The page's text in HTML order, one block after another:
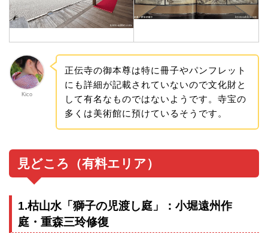
Kico
正伝寺の御本尊は特に冊子やパンフレット
にも詳細が記載されていないので文化財と
して有名なものではないようです。寺宝の
多くは美術館に預けているそうです。
見どころ（有料エリア）
1.枯山水「獅子の児渡し庭」：小堀遠州作
庭・重森三玲修復